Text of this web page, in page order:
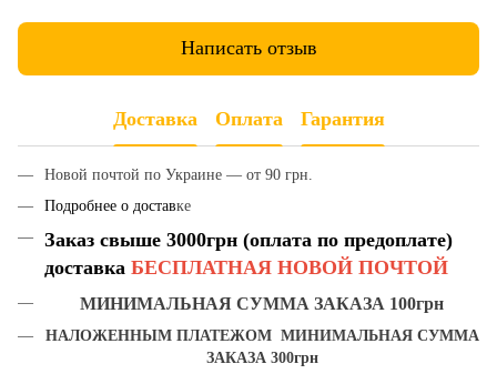
Написать отзыв
Доставка Оплата Гарантия
Новой почтой по Украине — от 90 грн.
Подробнее о доставке
Заказ свыше 3000грн (оплата по предоплате)
доставка БЕСПЛАТНАЯ НОВОЙ ПОЧТОЙ
МИНИМАЛЬНАЯ СУММА ЗАКАЗА 100грн
НАЛОЖЕННЫМ ПЛАТЕЖОМ МИНИМАЛЬНАЯ СУММА
ЗАКАЗА 300грн